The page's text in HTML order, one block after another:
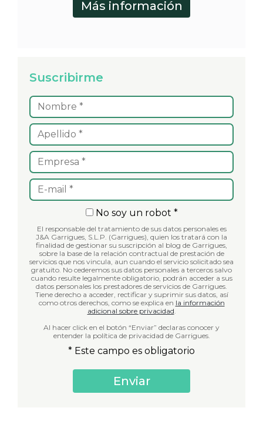
Suscribirme
No soy un robot *
El responsable del tratamiento de sus datos personales es
J&A Garrigues, S.L.P. (Garrigues), quien los tratará con la
finalidad de gestionar su suscripción al blog de Garrigues,
sobre la base de la relación contractual de prestación de
servicios que nos vincula, aun cuando el servicio solicitado sea
gratuito. No cederemos sus datos personales a terceros salvo
cuando resulte legalmente obligatorio, podrán acceder a sus
datos personales los prestadores de servicios de Garrigues.
Tiene derecho a acceder, rectificar y suprimir sus datos, así
como otros derechos, como se explica en la información
adicional sobre privacidad.
Al hacer click en el botón “Enviar” declaras conocer y
entender la política de privacidad de Garrigues.
* Este campo es obligatorio